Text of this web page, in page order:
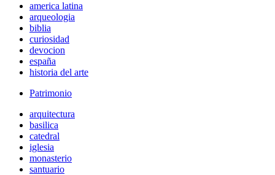
america latina
arqueologia
biblia
curiosidad
devocion
españa
historia del arte
Patrimonio
arquitectura
basilica
catedral
iglesia
monasterio
santuario